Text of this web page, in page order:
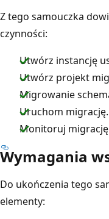
Z tego samouczka
czynności:
Utwórz instancję
Utwórz projekt
Migrowanie
Uruchom migrację.
Monitoruj
Wymagania
Do ukończenia tego
elementy: